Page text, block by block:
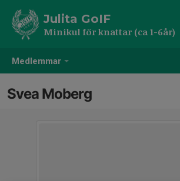
Medlemmar
Julita GoIF
Minikul för knattar (ca 1-6år)
Svea Moberg